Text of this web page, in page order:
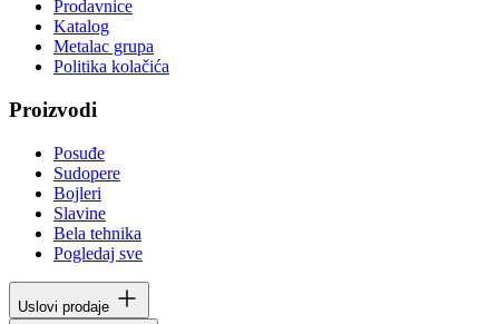
Prodavnice
Katalog
Metalac grupa
Politika kolačića
Proizvodi
Posuđe
Sudopere
Bojleri
Slavine
Bela tehnika
Pogledaj sve
Uslovi prodaje